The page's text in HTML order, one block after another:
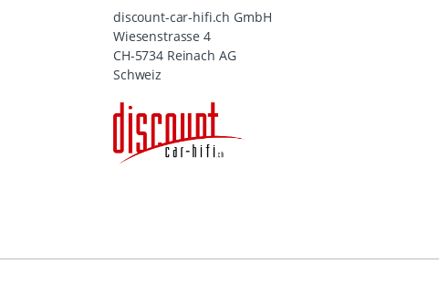
discount-car-hifi.ch GmbH
Wiesenstrasse 4
CH-5734 Reinach AG
Schweiz